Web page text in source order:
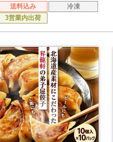
送料込み
冷凍
3営業内出荷